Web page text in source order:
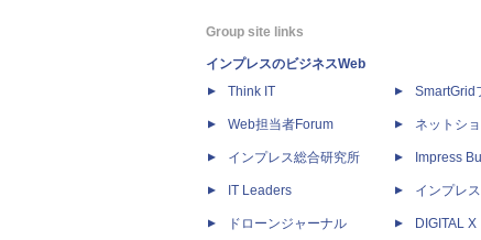
Group site links
インプレスのビジネスWeb
Think IT
Web担当者Forum
インプレス総合研究所
IT Leaders
ドローンジャーナル
SmartGrid
ネットシ
Impress
インプレ
DIGITAL X